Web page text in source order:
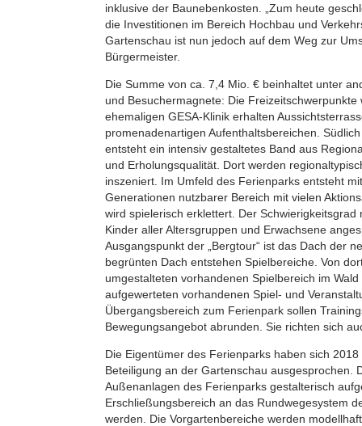
inklusive der Baunebenkosten. „Zum heute
die Investitionen im Bereich Hochbau und
Gartenschau ist nun jedoch auf dem Weg zur
Bürgermeister.
Die Summe von ca. 7,4 Mio. € beinhaltet unter
und Besuchermagnete: Die Freizeitschwerpunkte
ehemaligen GESA-Klinik erhalten
promenadenartigen Aufenthaltsbereichen.
entsteht ein intensiv gestaltetes Band aus
und Erholungsqualität. Dort werden
inszeniert. Im Umfeld des Ferienparks entsteht
Generationen nutzbarer Bereich mit vielen
wird spielerisch erklettert. Der
Kinder aller Altersgruppen und Erwachsene
Ausgangspunkt der „Bergtour“ ist das Dach der
begrünten Dach entstehen Spielbereiche. Von
umgestalteten vorhandenen Spielbereich im
aufgewerteten vorhandenen Spiel- und
Übergangsbereich zum Ferienpark sollen
Bewegungsangebot abrunden. Sie richten sich
Die Eigentümer des Ferienparks haben sich
Beteiligung an der Gartenschau ausgesprochen.
Außenanlagen des Ferienparks gestalterisch
Erschließungsbereich an das Rundwegesystem
werden. Die Vorgartenbereiche werden